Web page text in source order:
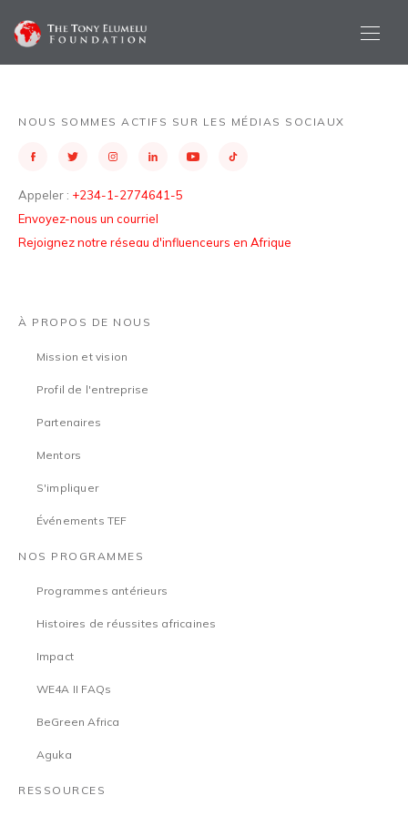
NOUS SOMMES ACTIFS SUR LES MÉDIAS SOCIAUX
Appeler : +234-1-2774641-5
Envoyez-nous un courriel
Rejoignez notre réseau d'influenceurs en Afrique
À PROPOS DE NOUS
Mission et vision
Profil de l'entreprise
Partenaires
Mentors
S'impliquer
Événements TEF
NOS PROGRAMMES
Programmes antérieurs
Histoires de réussites africaines
Impact
WE4A II FAQs
BeGreen Africa
Aguka
RESSOURCES